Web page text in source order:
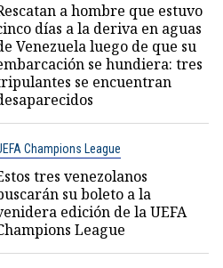
a hombre que estuvo
días a la deriva en aguas
Venezuela luego de que su
se hundiera: tres
se encuentran
Champions League
tres venezolanos
su boleto a la
edición de la UEFA
League